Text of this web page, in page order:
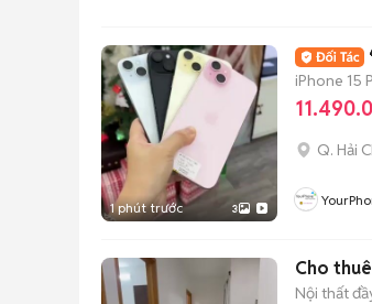
1 phút trước 3
iPhone 15
Q. Hải
Cho
Nội thất